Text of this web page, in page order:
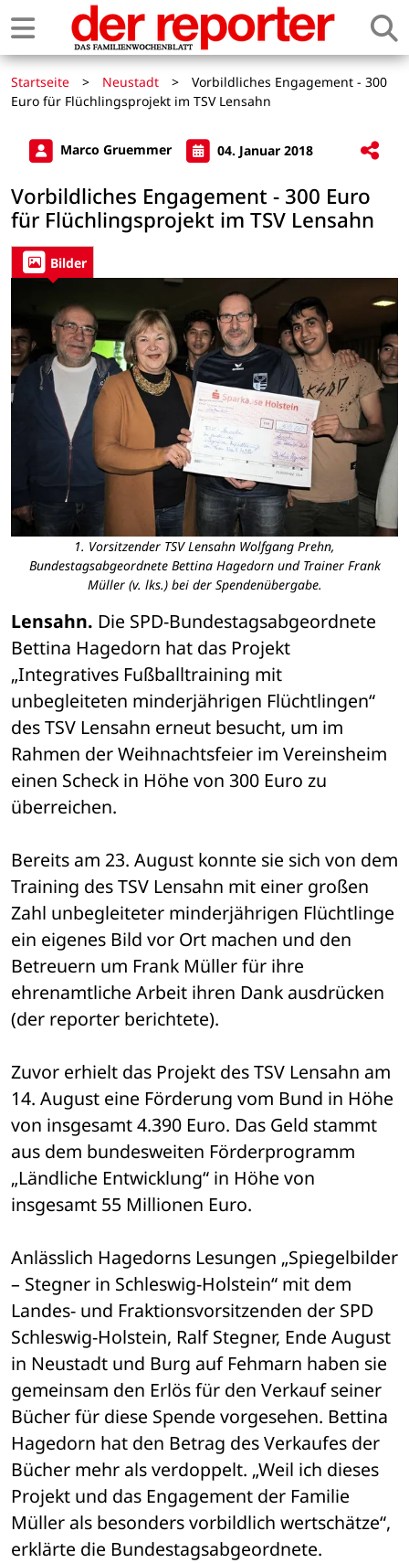
Startseite > Neustadt >
Vorbildliches Engagement - 300
Euro für Flüchlingsprojekt im TSV Lensahn
Marco Gruemmer 04. Januar 2018
Vorbildliches Engagement - 300 Euro
für Flüchlingsprojekt im TSV Lensahn
Bilder
1. Vorsitzender TSV Lensahn Wolfgang Prehn,
Bundestagsabgeordnete Bettina Hagedorn und Trainer Frank
Müller (v. lks.) bei der Spendenübergabe.
Lensahn. Die SPD-Bundestagsabgeordnete
Bettina Hagedorn hat das Projekt
„Integratives Fußballtraining mit
unbegleiteten minderjährigen Flüchtlingen“
des TSV Lensahn erneut besucht, um im
Rahmen der Weihnachtsfeier im Vereinsheim
einen Scheck in Höhe von 300 Euro zu
überreichen.
Bereits am 23. August konnte sie sich von dem
Training des TSV Lensahn mit einer großen
Zahl unbegleiteter minderjährigen Flüchtlinge
ein eigenes Bild vor Ort machen und den
Betreuern um Frank Müller für ihre
ehrenamtliche Arbeit ihren Dank ausdrücken
(der reporter berichtete).
Zuvor erhielt das Projekt des TSV Lensahn am
14. August eine Förderung vom Bund in Höhe
von insgesamt 4.390 Euro. Das Geld stammt
aus dem bundesweiten Förderprogramm
„Ländliche Entwicklung“ in Höhe von
insgesamt 55 Millionen Euro.
Anlässlich Hagedorns Lesungen „Spiegelbilder
– Stegner in Schleswig-Holstein“ mit dem
Landes- und Fraktionsvorsitzenden der SPD
Schleswig-Holstein, Ralf Stegner, Ende August
in Neustadt und Burg auf Fehmarn haben sie
gemeinsam den Erlös für den Verkauf seiner
Bücher für diese Spende vorgesehen. Bettina
Hagedorn hat den Betrag des Verkaufes der
Bücher mehr als verdoppelt. „Weil ich dieses
Projekt und das Engagement der Familie
Müller als besonders vorbildlich wertschätze“,
erklärte die Bundestagsabgeordnete.